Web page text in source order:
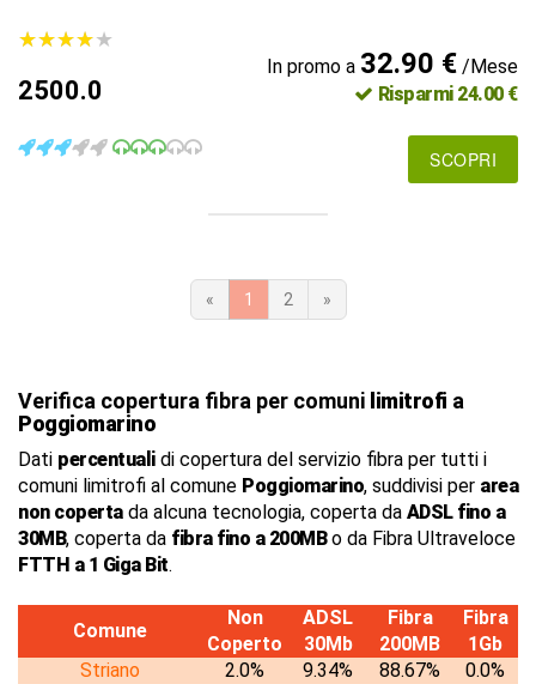
★★★★★
★★★★★
2500.0
In promo a 32.90 €/Mese
Risparmi 24.00 €
SCOPRI
« 1 2 »
Verifica copertura fibra per comuni limitrofi a
Poggiomarino
Dati percentualidi copertura del servizio fibra per tutti i
comuni limitrofi al comune Poggiomarino, suddivisi per area
non copertada alcuna tecnologia, coperta da ADSL fino a
30MB, coperta da fibra fino a 200MBo da Fibra Ultraveloce
FTTH a 1 Giga Bit.
Comune
Non
Coperto
ADSL
30Mb
Fibra
200MB
Fibra
1Gb
Striano
2.0% 9.34% 88.67%
0.0%